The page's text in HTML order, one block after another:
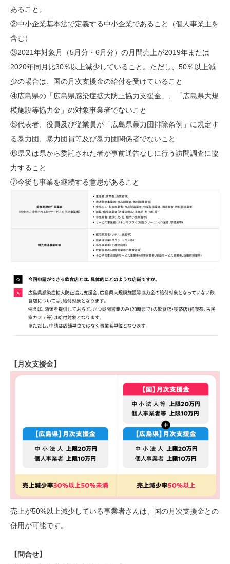
あること。
②中小企業基本法で定義する中小企業であること（個人事業主を
含む）
③2021年対象月（5月分・6月分）の月間売上が2019年または
2020年同月比30％以上減少していること。ただし、50％以上減
少の場合は、国の月次支援金の給付を受けていること
④広島県の「広島県感染症拡大防止協力支援金」、「広島県大規
模施設等協力金」の対象事業者でないこと
⑤代表者、役員及び従業員が「広島県暴力団排除条例」に規定す
る暴力団、暴力団員等及び暴力団関係者でないこと
⑥県又は県から委託された者が事前通告なしに行う訪問調査に協
力すること
⑦今後も事業を継続する意思があること
【月次支援金】
売上が50%以上減少している事業者さんは、国の月次支援金との
併用が可能です。
【問合せ】